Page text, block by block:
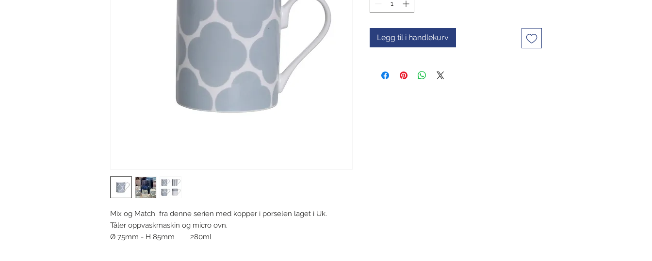
Mix og Match fra denne serien med kopper i porselen laget i Uk.
Tåler oppvaskmaskin og micro ovn.
Ø 75mm - H 85mm 280ml
Legg til i handlekurv